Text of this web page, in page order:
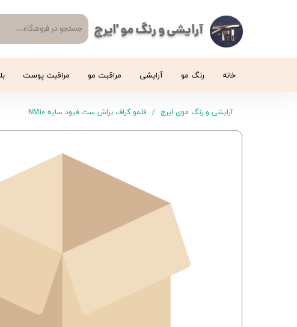
آرایشی و رنگ مو 'ایرج
خانه رنگ مو آرایشی مراقبت مو مراقبت پوست
آرایشی و رنگ موی ایرج قلمو گراف براش ست فیود سایه NM10